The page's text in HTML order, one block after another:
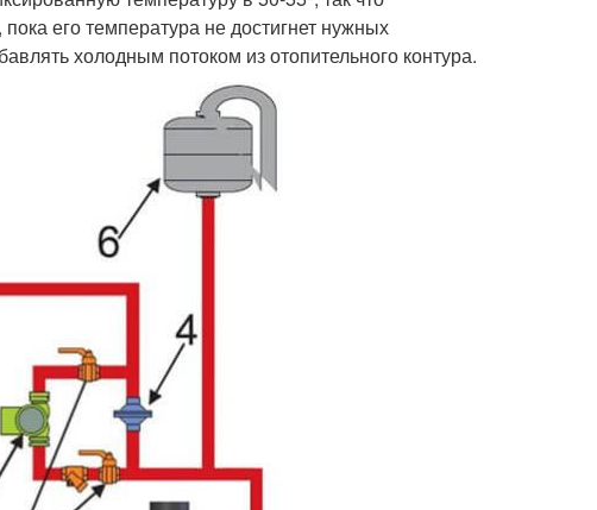
его температура не достигнет нужных
холодным потоком из отопительного контура.